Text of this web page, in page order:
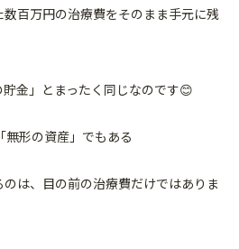
百万円の治療費をそのまま手元に残
金」とまったく同じなのです😊
形の資産」でもある
は、目の前の治療費だけではありま